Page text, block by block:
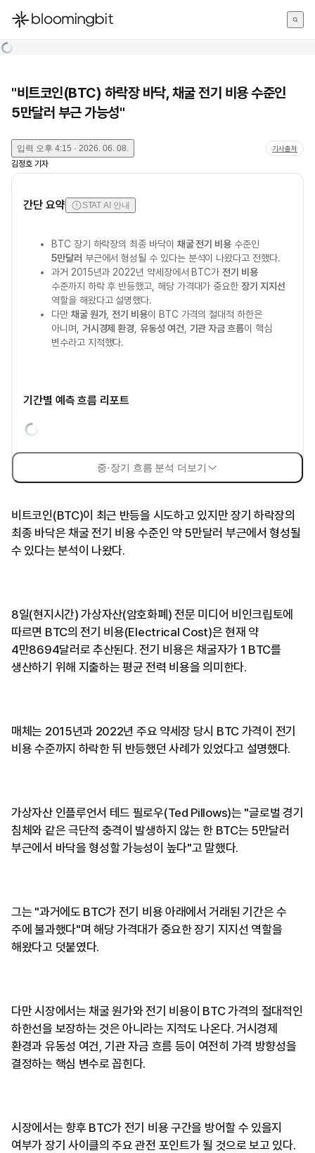
한국어
"비트코인(BTC) 하락장 바닥, 채굴 전기 비용 수준인
5만달러 부근 가능성"
입력 오후 4:15 · 2026. 06. 08. 기사출처
김정호 기자
간단 요약 STAT AI 안내
BTC 장기 하락장의 최종 바닥이 채굴 전기 비용 수준인
5만달러 부근에서 형성될 수 있다는 분석이 나왔다고 전했다.
과거 2015년과 2022년 약세장에서 BTC가전기 비용
수준까지 하락 후 반등했고, 해당 가격대가 중요한장기 지지선
역할을 해왔다고 설명했다.
다만 채굴 원가,전기 비용이 BTC 가격의 절대적 하한은
아니며, 거시경제 환경 ,유동성 여건 기관 자금 흐름이 핵심
변수라고 지적했다.
기간별 예측 흐름 리포트
중·장기 흐름 분석 더보기
비트코인(BTC)이 최근 반등을 시도하고 있지만 장기 하락장의
최종 바닥은 채굴 전기 비용 수준인 약 5만달러 부근에서 형성될
수 있다는 분석이 나왔다.
8일(현지시간) 가상자산(암호화폐) 전문 미디어 비인크립토에
따르면 BTC의 전기 비용(Electrical Cost)은 현재 약
4만8694달러로 추산된다. 전기 비용은 채굴자가 1 BTC를
생산하기 위해 지출하는 평균 전력 비용을 의미한다.
매체는 2015년과 2022년 주요 약세장 당시 BTC 가격이 전기
비용 수준까지 하락한 뒤 반등했던 사례가 있었다고 설명했다.
가상자산 인플루언서 테드 필로우(Ted Pillows)는 "글로벌 경기
침체와 같은 극단적 충격이 발생하지 않는 한 BTC는 5만달러
부근에서 바닥을 형성할 가능성이 높다"고 말했다.
그는 "과거에도 BTC가 전기 비용 아래에서 거래된 기간은 수
주에 불과했다"며 해당 가격대가 중요한 장기 지지선 역할을
해왔다고 덧붙였다.
다만 시장에서는 채굴 원가와 전기 비용이 BTC 가격의 절대적인
하한선을 보장하는 것은 아니라는 지적도 나온다. 거시경제
환경과 유동성 여건, 기관 자금 흐름 등이 여전히 가격 방향성을
결정하는 핵심 변수로 꼽힌다.
시장에서는 향후 BTC가 전기 비용 구간을 방어할 수 있을지
여부가 장기 사이클의 주요 관전 포인트가 될 것으로 보고 있다.